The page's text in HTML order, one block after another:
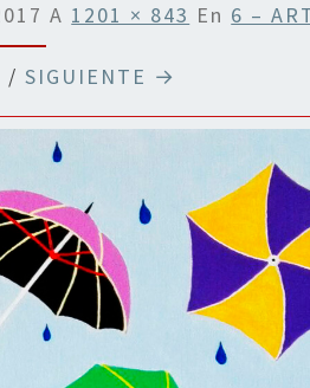
A 1201 × 843 En 6 –
/SIGUIENTE →